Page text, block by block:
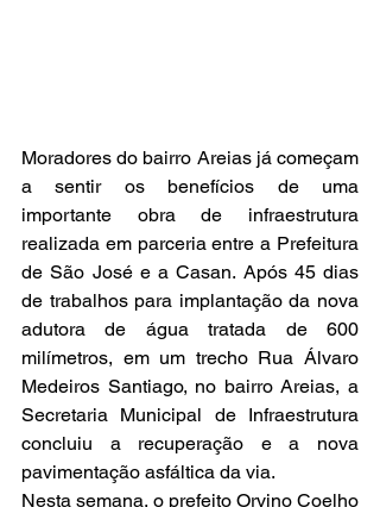
Moradores do bairro Areias já começam
a sentir os benefícios de uma
importante obra de infraestrutura
realizada em parceria entre a Prefeitura
de São José e a Casan. Após 45 dias
de trabalhos para implantação da nova
adutora de água tratada de 600
milímetros, em um trecho Rua Álvaro
Medeiros Santiago, no bairro Areias, a
Secretaria Municipal de Infraestrutura
concluiu a recuperação e a nova
pavimentação asfáltica da via.
Nesta semana, o prefeito Orvino Coelho